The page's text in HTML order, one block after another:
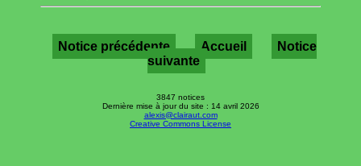
Notice précédente Accueil
Notice
suivante
3847 notices
Dernière mise à jour du site : 14 avril 2026
alexis@clairaut.com
Creative Commons License